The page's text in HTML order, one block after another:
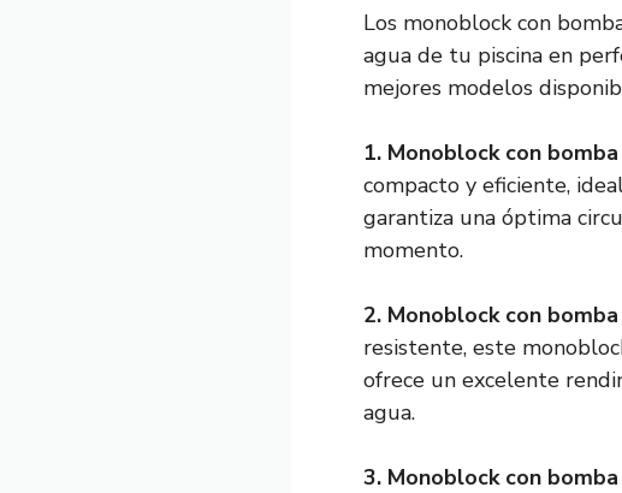
Los monoblock con
agua de tu piscina en
mejores modelos
1. Monoblock con
compacto y eficiente,
garantiza una óptima
momento.
2. Monoblock con
resistente, este
ofrece un excelente
agua.
3. Monoblock con